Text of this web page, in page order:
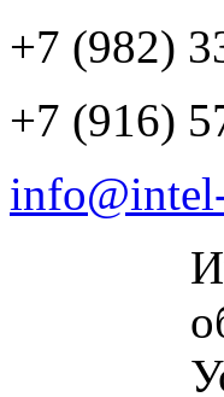
+7 (982)
+7 (916)